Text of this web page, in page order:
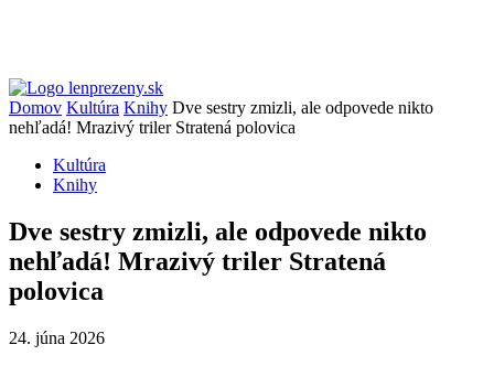
Domov Kultúra Knihy Dve sestry zmizli, ale odpovede nikto
nehľadá! Mrazivý triler Stratená polovica
Kultúra
Knihy
Dve sestry zmizli, ale odpovede nikto
nehľadá! Mrazivý triler Stratená
polovica
24. júna 2026